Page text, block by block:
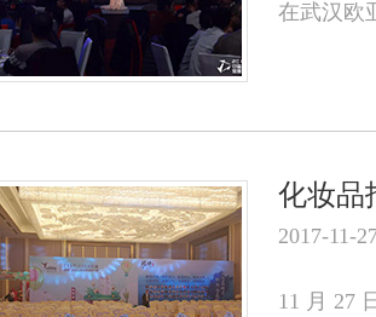
在武汉欧
化妆品
2017-11-
11 月 27